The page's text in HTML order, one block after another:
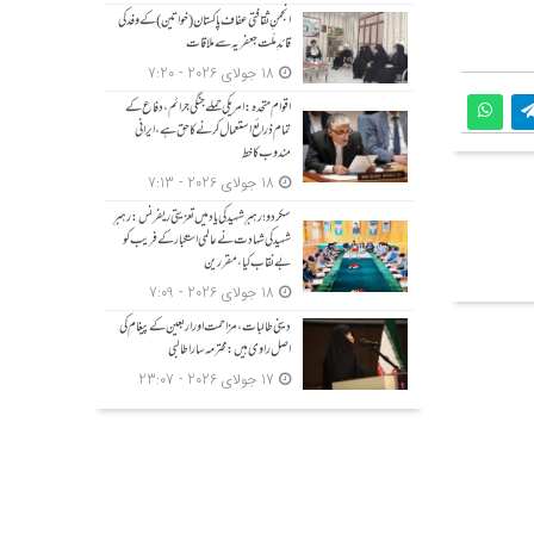
انجمنِ ثقافتی عفاف پاکستان (خواتین) کے وفد کی
قائدِ ملّت جعفریہ سے ملاقات
اقوام متحدہ: امریکی حملے جنگی جرائم، دفاع کے
تمام ذرائع استعمال کرنے کا حق ہے، ایرانی
مندوب کا خط
سکردو؛ رہبرِ شہید کی یاد میں تعزیتی ریفرنس: رہبرِ
شہید کی شہادت نے عالمی استکبار کے فریب کو
بے نقاب کیا، مقررین
دینی طالبات، مزاحمت اور اربعین کے پیغام کی
اصل راوی ہیں: محترمہ سارا طالبی